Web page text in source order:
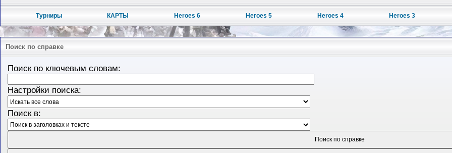
Турниры КАРТЫ Heroes 6 Heroes 5 Heroes 4 Heroes 3
Поиск по справке
Поиск по ключевым словам:
Настройки поиска:
Поиск в: